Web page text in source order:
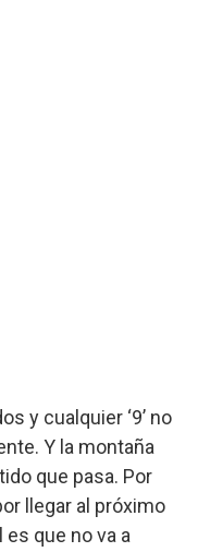
y cualquier ‘9’ no
Y la montaña
que pasa. Por
llegar al próximo
que no va a